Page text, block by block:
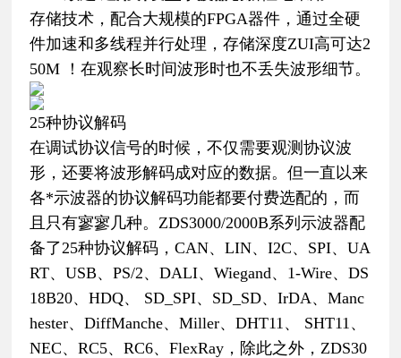
存储技术，配合大规模的FPGA器件，通过全硬
件加速和多线程并行处理，存储深度ZUI高可达2
50M ！在观察长时间波形时也不丢失波形细节。
25种协议解码
在调试协议信号的时候，不仅需要观测协议波
形，还要将波形解码成对应的数据。但一直以来
各*示波器的协议解码功能都要付费选配的，而
且只有寥寥几种。ZDS3000/2000B系列示波器配
备了25种协议解码，CAN、LIN、I2C、SPI、UA
RT、USB、PS/2、DALI、Wiegand、1-Wire、DS
18B20、HDQ、 SD_SPI、SD_SD、IrDA、Manc
hester、DiffManche、Miller、DHT11、 SHT11、
NEC、RC5、RC6、FlexRay，除此之外，ZDS30